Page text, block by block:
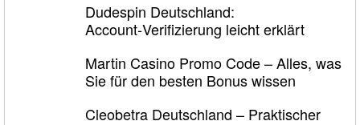
Dudespin Deutschland:
Account‑Verifizierung leicht erklärt
Martin Casino Promo Code – Alles, was
Sie für den besten Bonus wissen
Cleobetra Deutschland – Praktischer